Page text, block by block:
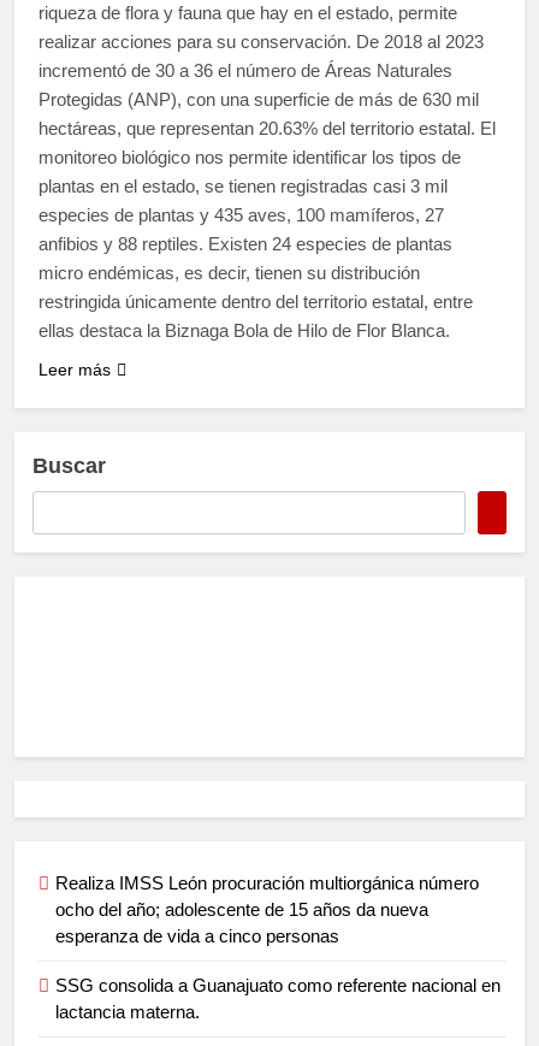
riqueza de flora y fauna que hay en el estado, permite
realizar acciones para su conservación. De 2018 al 2023
incrementó de 30 a 36 el número de Áreas Naturales
Protegidas (ANP), con una superficie de más de 630 mil
hectáreas, que representan 20.63% del territorio estatal. El
monitoreo biológico nos permite identificar los tipos de
plantas en el estado, se tienen registradas casi 3 mil
especies de plantas y 435 aves, 100 mamíferos, 27
anfibios y 88 reptiles. Existen 24 especies de plantas
micro endémicas, es decir, tienen su distribución
restringida únicamente dentro del territorio estatal, entre
ellas destaca la Biznaga Bola de Hilo de Flor Blanca.
Leer más
Buscar
Realiza IMSS León procuración multiorgánica número
ocho del año; adolescente de 15 años da nueva
esperanza de vida a cinco personas
SSG consolida a Guanajuato como referente nacional en
lactancia materna.